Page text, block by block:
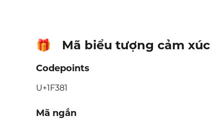
🎁 Mã biểu tượng cảm xúc
Codepoints
U+1F381
Mã ngắn